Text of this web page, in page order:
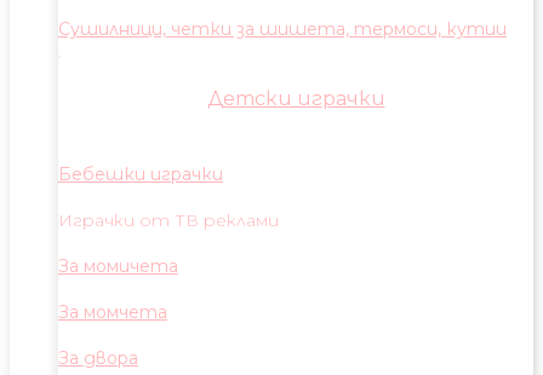
Сушилници, четки за шишета, термоси, кутии
Детски играчки
Бебешки играчки
Играчки от ТВ реклами
За момичета
За момчета
За двора